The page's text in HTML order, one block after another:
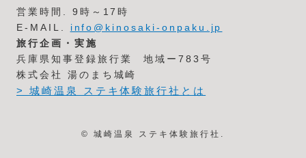
営業時間. 9時～17時
E-MAIL. info@kinosaki-onpaku.jp
旅行企画・実施
兵庫県知事登録旅行業 地域ー783号
株式会社 湯のまち城崎
> 城崎温泉 ステキ体験旅行社とは
© 城崎温泉 ステキ体験旅行社.